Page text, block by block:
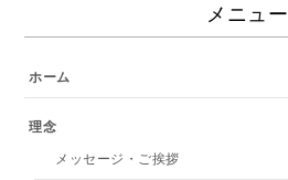
メニュー
ホーム
理念
メッセージ・ご挨拶